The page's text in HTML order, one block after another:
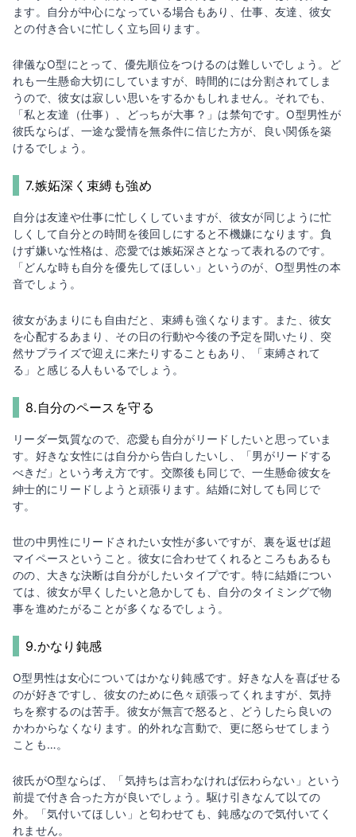
ます。自分が中心になっている場合もあり、仕事、友達、彼女
との付き合いに忙しく立ち回ります。
律儀なO型にとって、優先順位をつけるのは難しいでしょう。ど
れも一生懸命大切にしていますが、時間的には分割されてしま
うので、彼女は寂しい思いをするかもしれません。それでも、
「私と友達（仕事）、どっちが大事？」は禁句です。O型男性が
彼氏ならば、一途な愛情を無条件に信じた方が、良い関係を築
けるでしょう。
7.嫉妬深く束縛も強め
自分は友達や仕事に忙しくしていますが、彼女が同じように忙
しくして自分との時間を後回しにすると不機嫌になります。負
けず嫌いな性格は、恋愛では嫉妬深さとなって表れるのです。
「どんな時も自分を優先してほしい」というのが、O型男性の本
音でしょう。
彼女があまりにも自由だと、束縛も強くなります。また、彼女
を心配するあまり、その日の行動や今後の予定を聞いたり、突
然サプライズで迎えに来たりすることもあり、「束縛されて
る」と感じる人もいるでしょう。
8.自分のペースを守る
リーダー気質なので、恋愛も自分がリードしたいと思っていま
す。好きな女性には自分から告白したいし、「男がリードする
べきだ」という考え方です。交際後も同じで、一生懸命彼女を
紳士的にリードしようと頑張ります。結婚に対しても同じで
す。
世の中男性にリードされたい女性が多いですが、裏を返せば超
マイペースということ。彼女に合わせてくれるところもあるも
のの、大きな決断は自分がしたいタイプです。特に結婚につい
ては、彼女が早くしたいと急かしても、自分のタイミングで物
事を進めたがることが多くなるでしょう。
9.かなり鈍感
O型男性は女心についてはかなり鈍感です。好きな人を喜ばせる
のが好きですし、彼女のために色々頑張ってくれますが、気持
ちを察するのは苦手。彼女が無言で怒ると、どうしたら良いの
かわからなくなります。的外れな言動で、更に怒らせてしまう
ことも…。
彼氏がO型ならば、「気持ちは言わなければ伝わらない」という
前提で付き合った方が良いでしょう。駆け引きなんて以ての
外。「気付いてほしい」と匂わせても、鈍感なので気付いてく
れません。